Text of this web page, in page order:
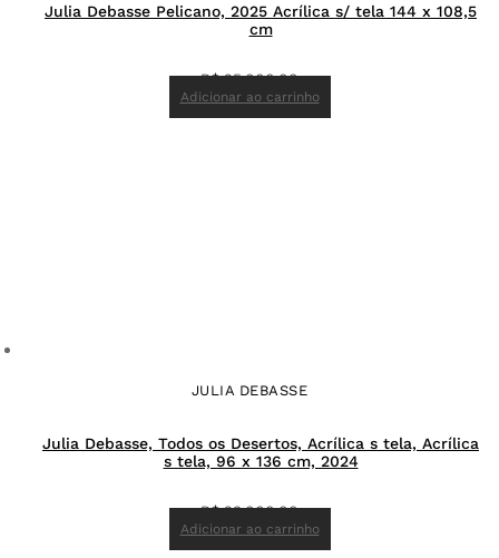
Julia Debasse Pelicano, 2025 Acrílica s/ tela 144 x 108,5
cm
R$25.000,00
Adicionar ao carrinho
JULIA DEBASSE
Julia Debasse, Todos os Desertos, Acrílica s tela, Acrílica
s tela, 96 x 136 cm, 2024
R$23.000,00
Adicionar ao carrinho